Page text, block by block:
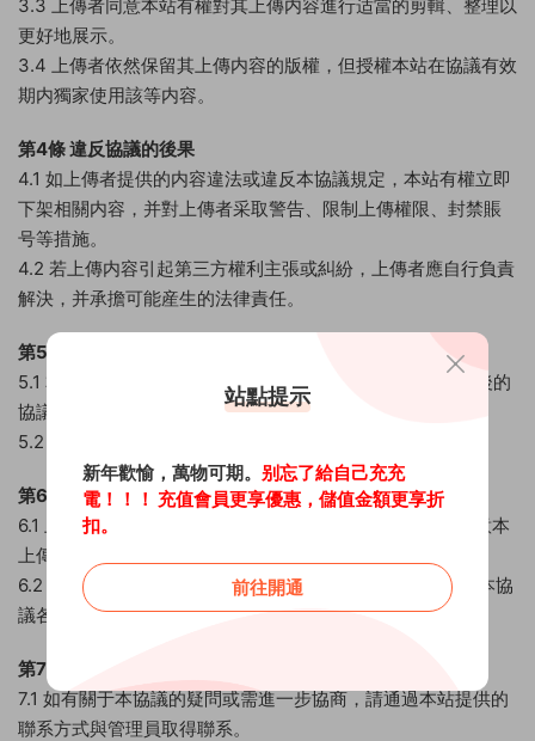
3.3 上傳者同意本站有權對其上傳内容進行适當的剪輯、整理以
更好地展示。
3.4 上傳者依然保留其上傳内容的版權，但授權本站在協議有效
期内獨家使用該等内容。
第4條 違反協議的後果
4.1 如上傳者提供的内容違法或違反本協議規定，本站有權立即
下架相關内容，并對上傳者采取警告、限制上傳權限、封禁賬
号等措施。
4.2 若上傳内容引起第三方權利主張或糾紛，上傳者應自行負責
解決，并承擔可能産生的法律責任。
第5條 協議的變更和解釋
5.1 本站保留随時更新和修改本上傳協議條款的權利，修改後的
協議版本将在本站上發布。
5.2 本上傳協議的最終解釋權歸本站所有。
第6條 協議的生效
6.1 上傳者在上傳任何視頻教程和資源前，應仔細閱讀并同意本
上傳協議的全部條款。
6.2 上傳者一旦開始上傳過程，即表示其已充分理解并同意本協
議各項條款。
第7條 聯系與溝通
7.1 如有關于本協議的疑問或需進一步協商，請通過本站提供的
聯系方式與管理員取得聯系。
站點提示
新年歡愉，萬物可期。 别忘了給自己充充
電！！！ 充值會員更享優惠，儲值金額更享折
扣。
前往開通